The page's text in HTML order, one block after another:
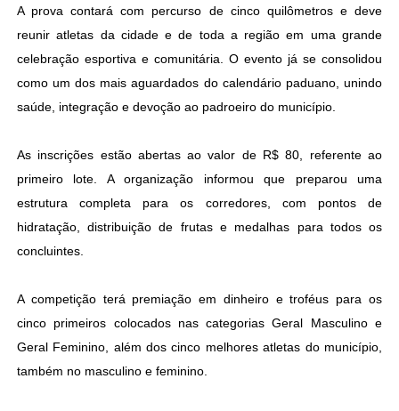
A prova contará com percurso de cinco quilômetros e deve
reunir atletas da cidade e de toda a região em uma grande
celebração esportiva e comunitária. O evento já se consolidou
como um dos mais aguardados do calendário paduano, unindo
saúde, integração e devoção ao padroeiro do município.
As inscrições estão abertas ao valor de R$ 80, referente ao
primeiro lote. A organização informou que preparou uma
estrutura completa para os corredores, com pontos de
hidratação, distribuição de frutas e medalhas para todos os
concluintes.
A competição terá premiação em dinheiro e troféus para os
cinco primeiros colocados nas categorias Geral Masculino e
Geral Feminino, além dos cinco melhores atletas do município,
também no masculino e feminino.